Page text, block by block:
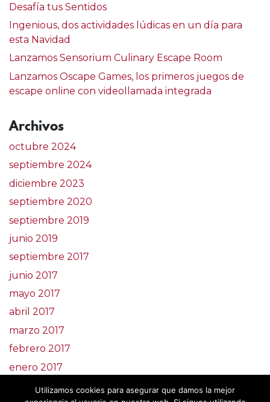
Desafía tus Sentidos
Ingenious, dos actividades lúdicas en un día para
esta Navidad
Lanzamos Sensorium Culinary Escape Room
Lanzamos Oscape Games, los primeros juegos de
escape online con videollamada integrada
Archivos
octubre 2024
septiembre 2024
diciembre 2023
septiembre 2020
septiembre 2019
junio 2019
septiembre 2017
junio 2017
mayo 2017
abril 2017
marzo 2017
febrero 2017
enero 2017
noviembre 2016
Utilizamos cookies para asegurar que damos la mejor